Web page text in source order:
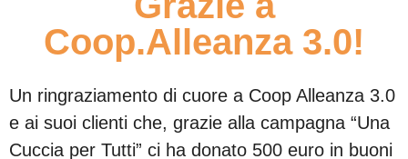
Coop.Alleanza 3.0!
Un ringraziamento di cuore a Coop Alleanza 3.0
e ai suoi clienti che, grazie alla campagna “Una
Cuccia per Tutti” ci ha donato 500 euro in buoni